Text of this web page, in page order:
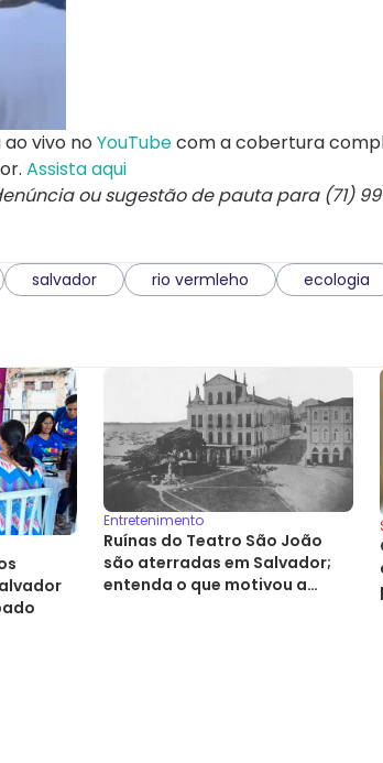
vivo no YouTubecom a cobertura
Assista aqui
ou sugestão de pauta para (71)
salvador rio vermleho ecologia
Entretenimento
Ruínas do Teatro São João
são aterradas em Salvador;
entenda o que motivou a